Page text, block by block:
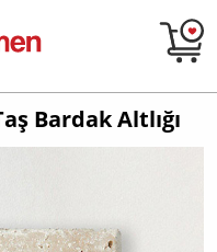
Bardak Altlığı